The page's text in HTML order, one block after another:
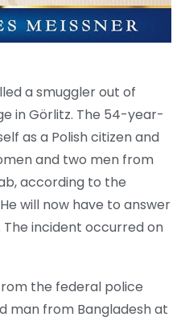
a smuggler out of
in Görlitz. The 54-year-
as a Polish citizen and
and two men from
according to the
will now have to answer
incident occurred on
the federal police
man from Bangladesh at